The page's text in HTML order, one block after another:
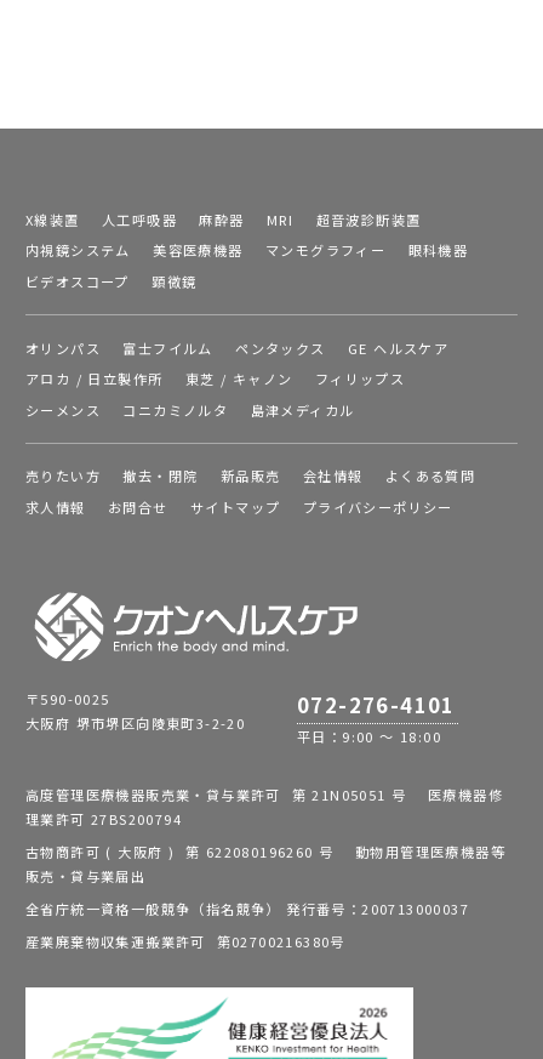
X線装置 人工呼吸器 麻酔器 MRI
超音波診断装置
内視鏡システム
美容医療機器 マンモグラフィー
眼科機器
ビデオスコープ
顕微鏡
オリンパス 富士フイルム ペンタックス
GE ヘルスケア
アロカ / 日立製作所
東芝 / キャノン
フィリップス
シーメンス
コニカミノルタ 島津メディカル
売りたい方 撤去・閉院 新品販売 会社情報
よくある質問
求人情報
お問合せ サイトマップ プライバシーポリシー
〒590-0025
大阪府 堺市堺区向陵東町3-2-20
072-276-4101
平日：9:00 ～ 18:00
高度管理医療機器販売業・貸与業許可 第 21N05051 号 医療機器修
理業許可 27BS200794
古物商許可 ( 大阪府 ) 第 622080196260 号 動物用管理医療機器等
販売・貸与業届出
全省庁統一資格一般競争（指名競争） 発行番号：200713000037
産業廃棄物収集運搬業許可 第02700216380号